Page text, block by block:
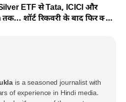
ETF से Tata, ICICI और
शॉर्ट रिकवरी के बाद फिर क्यों
बिकवाली
is a seasoned journalist with
of experience in Hindi media.